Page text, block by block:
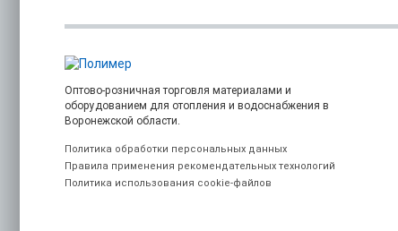
Оптово-розничная торговля материалами и
оборудованием для отопления и водоснабжения в
Воронежской области.
Политика обработки персональных данных
Правила применения рекомендательных технологий
Политика использования cookie-файлов